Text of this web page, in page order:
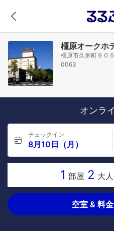
橿原オークホ
橿原市久米町９０
0063
オンラ
チェックイン
8月10日（月）
1 部屋 2 大
空室 & 料